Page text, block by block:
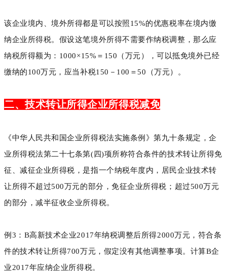
该企业境内、境外所得都是可以按照15%的优惠税率在境内缴
纳企业所得税。假设这笔境外所得不需要作纳税调整，那么应
纳税所得额为：1000×15%＝150（万元），可以抵免境外已经
缴纳的100万元，应当补税150－100＝50（万元）。
二、技术转让所得企业所得税减免
《中华人民共和国企业所得税法实施条例》第九十条规定，企
业所得税法第二十七条第(四)项所称符合条件的技术转让所得免
征、减征企业所得税，是指一个纳税年度内，居民企业技术转
让所得不超过500万元的部分，免征企业所得税；超过500万元
的部分，减半征收企业所得税。
例3：B高新技术企业2017年纳税调整后所得2000万元，符合条
件的技术转让所得700万元，假定没有其他调整事项。计算B企
业2017年应纳企业所得税。